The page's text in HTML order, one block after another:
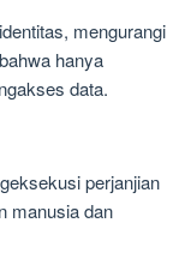
mengurangi
hanya
data.
perjanjian
manusia dan